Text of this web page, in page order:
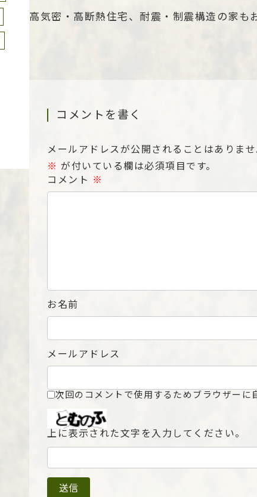
高気密・高断熱住宅、耐震・制震構造の家も
コメントを書く
メールアドレスが公開されることはありませ
※ が付いている欄は必須項目です。
コメント ※
お名前
メールアドレス
次回のコメントで使用するためブラウザーに
上に表示された文字を入力してください。